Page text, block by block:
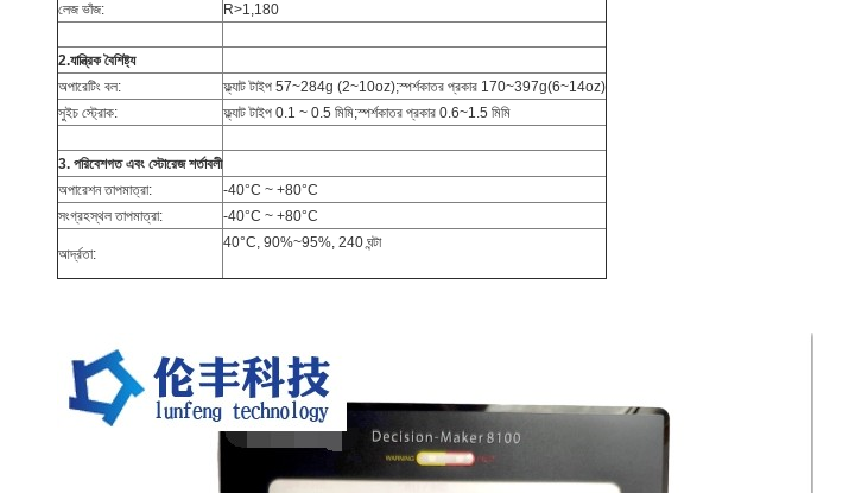
লেজ ভাঁজ:
R>1,180
2.যান্ত্রিক বৈশিষ্ট্য
অপারেটিং বল:
ফ্ল্যাট টাইপ 57~284g (2~10oz);স্পর্শকাতর প্রকার 170~397g(6~14oz)
সুইচ স্ট্রোক:
ফ্ল্যাট টাইপ 0.1 ~ 0.5 মিমি;স্পর্শকাতর প্রকার 0.6~1.5 মিমি
3. পরিবেশগত এবং স্টোরেজ শর্তাবলী
অপারেশন তাপমাত্রা:
-40°C ~ +80°C
সংগ্রহস্থল তাপমাত্রা:
-40°C ~ +80°C
আর্দ্রতা:
40°C, 90%~95%, 240 ঘন্টা